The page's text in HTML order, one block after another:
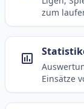
zum
Einsätze